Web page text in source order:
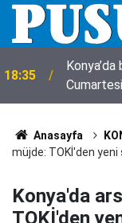
18:35
18:23 Avukat
Anasayfa
müjde: TOKİ'den yeni
Konya'da
TOKİ'den